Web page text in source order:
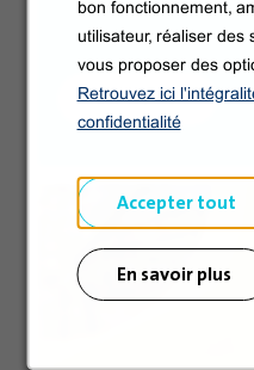
bon fonctionnement,
utilisateur, réaliser des
vous proposer des
Retrouvez ici
confidentialité
Accepter tout
En savoir plus
Découvrir